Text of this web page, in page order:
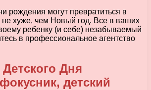
рождения могут превратиться в
не хуже, чем Новый год. Все в ваших
ребенку (и себе) незабываемый
в профессиональное агентство
Дня
детский